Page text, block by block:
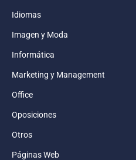
Idiomas
Imagen y Moda
Informática
Marketing y Management
Office
Oposiciones
Otros
Páginas Web